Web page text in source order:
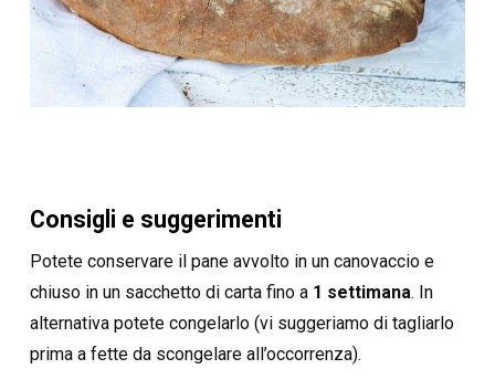
Consigli e suggerimenti
Potete conservare il pane avvolto in un canovaccio e
chiuso in un sacchetto di carta fino a 1 settimana. In
alternativa potete congelarlo (vi suggeriamo di tagliarlo
prima a fette da scongelare all’occorrenza).